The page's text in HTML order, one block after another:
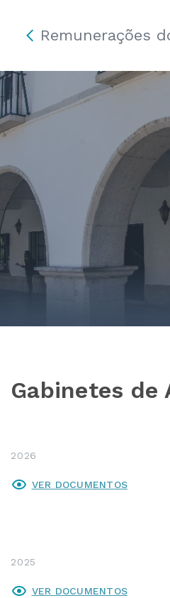
Remunerações
Gabinetes de
2026
VER DOCUMENTOS
2025
VER DOCUMENTOS